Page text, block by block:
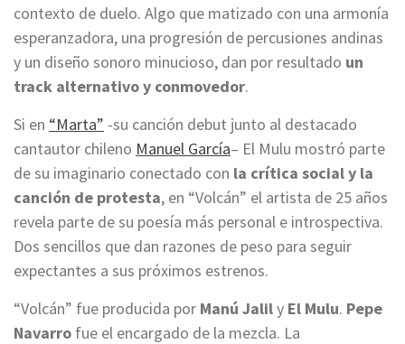
contexto de duelo. Algo que matizado con una armonía
esperanzadora, una progresión de percusiones andinas
y un diseño sonoro minucioso, dan por resultado un
track alternativo y conmovedor.
Si en “Marta” -su canción debut junto al destacado
cantautor chileno Manuel García– El Mulu mostró parte
de su imaginario conectado con la crítica social y la
canción de protesta, en “Volcán” el artista de 25 años
revela parte de su poesía más personal e introspectiva.
Dos sencillos que dan razones de peso para seguir
expectantes a sus próximos estrenos.
“Volcán” fue producida por Manú Jalily El Mulu. Pepe
Navarro fue el encargado de la mezcla. La